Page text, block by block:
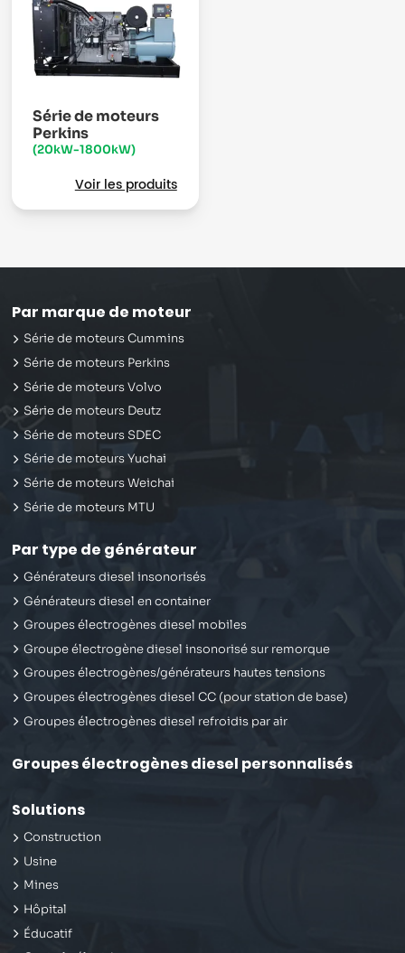
Série de moteurs
Perkins
(20kW-1800kW)
Voir les produits
Par marque de moteur
Série de moteurs Cummins
Série de moteurs Perkins
Série de moteurs Volvo
Série de moteurs Deutz
Série de moteurs SDEC
Série de moteurs Yuchai
Série de moteurs Weichai
Série de moteurs MTU
Par type de générateur
Générateurs diesel insonorisés
Générateurs diesel en container
Groupes électrogènes diesel mobiles
Groupe électrogène diesel insonorisé sur remorque
Groupes électrogènes/générateurs hautes tensions
Groupes électrogènes diesel CC (pour station de base)
Groupes électrogènes diesel refroidis par air
Groupes électrogènes diesel personnalisés
Solutions
Construction
Usine
Mines
Hôpital
Éducatif